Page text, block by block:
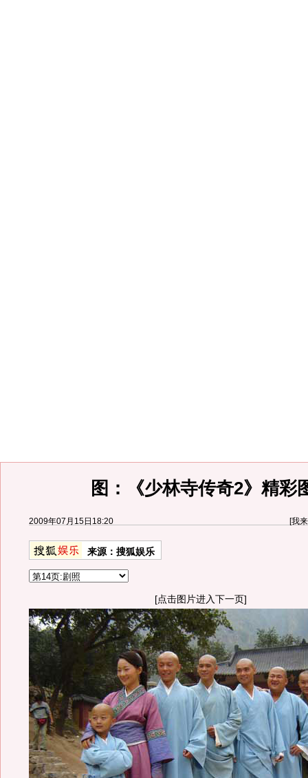
图：《少林寺传奇2》精彩
2009年07月15日18:20 [我
来源： 搜狐娱乐
[点击图片进入下一页]